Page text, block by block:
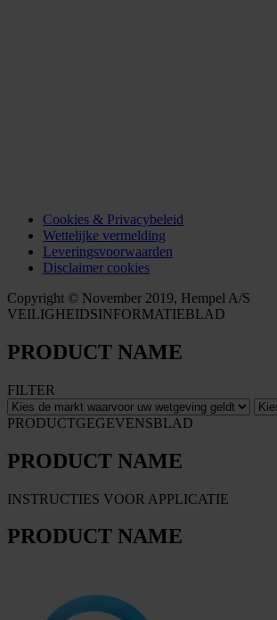
Cookies & Privacybeleid
Wettelijke vermelding
Leveringsvoorwaarden
Disclaimer cookies
Copyright © November 2019, Hempel A/S
VEILIGHEIDSINFORMATIEBLAD
PRODUCT NAME
FILTER
PRODUCTGEGEVENSBLAD
PRODUCT NAME
INSTRUCTIES VOOR APPLICATIE
PRODUCT NAME